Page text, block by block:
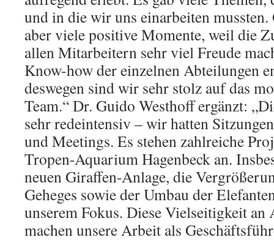
und in die wir uns einarbeiten
aber viele positive Momente, weil die
allen Mitarbeitern sehr viel Freude
Know-how der einzelnen Abteilungen
deswegen sind wir sehr stolz auf das
Team.“ Dr. Guido Westhoff ergänzt:
sehr redeintensiv – wir hatten
und Meetings. Es stehen zahlreiche
Tropen-Aquarium Hagenbeck an.
neuen Giraffen-Anlage, die
Geheges sowie der Umbau der
unserem Fokus. Diese Vielseitigkeit an
machen unsere Arbeit als